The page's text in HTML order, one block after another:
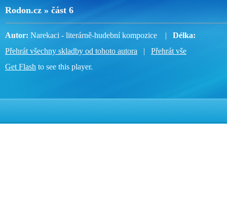
Rodon.cz » část 6
Autor: Narekaci - literárně-hudební kompozice | Délka:
Přehrát všechny skladby od tohoto autora | Přehrát vše
Get Flash to see this player.